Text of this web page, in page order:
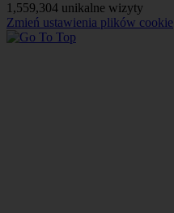
1,559,304 unikalne wizyty
Zmień ustawienia plików cookie